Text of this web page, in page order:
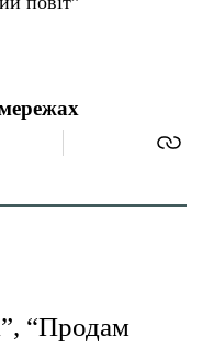
“Продам